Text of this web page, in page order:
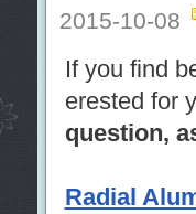
2015-10-08
If you find
erested for
question,
Radial